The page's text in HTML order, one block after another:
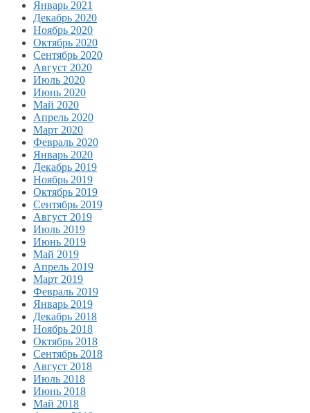
Январь 2021
Декабрь 2020
Ноябрь 2020
Октябрь 2020
Сентябрь 2020
Август 2020
Июль 2020
Июнь 2020
Май 2020
Апрель 2020
Март 2020
Февраль 2020
Январь 2020
Декабрь 2019
Ноябрь 2019
Октябрь 2019
Сентябрь 2019
Август 2019
Июль 2019
Июнь 2019
Май 2019
Апрель 2019
Март 2019
Февраль 2019
Январь 2019
Декабрь 2018
Ноябрь 2018
Октябрь 2018
Сентябрь 2018
Август 2018
Июль 2018
Июнь 2018
Май 2018